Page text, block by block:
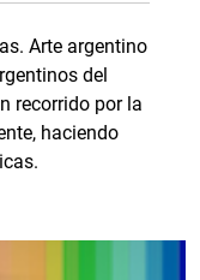
Arte argentino
del
recorrido por la
haciendo